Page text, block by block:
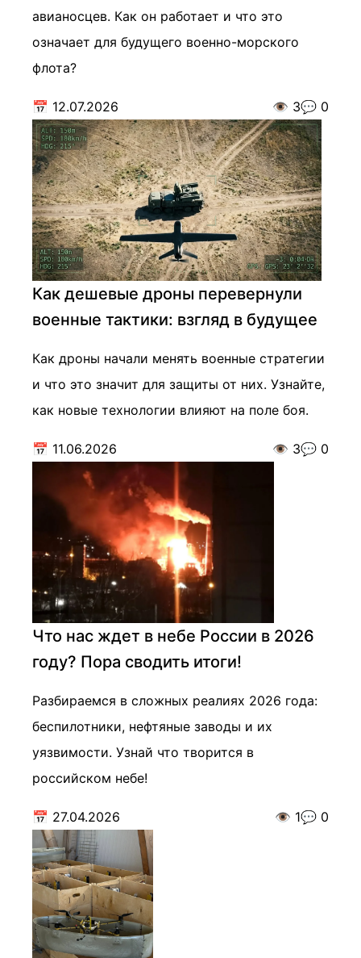
авианосцев. Как он работает и что это
означает для будущего военно-морского
флота?
📅 12.07.2026 👁️ 3💬 0
Как дешевые дроны перевернули
военные тактики: взгляд в будущее
Как дроны начали менять военные стратегии
и что это значит для защиты от них. Узнайте,
как новые технологии влияют на поле боя.
📅 11.06.2026 👁️ 3💬 0
Что нас ждет в небе России в 2026
году? Пора сводить итоги!
Разбираемся в сложных реалиях 2026 года:
беспилотники, нефтяные заводы и их
уязвимости. Узнай что творится в
российском небе!
📅 27.04.2026 👁️ 1💬 0